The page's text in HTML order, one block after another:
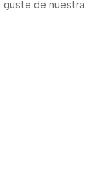
de nuestra